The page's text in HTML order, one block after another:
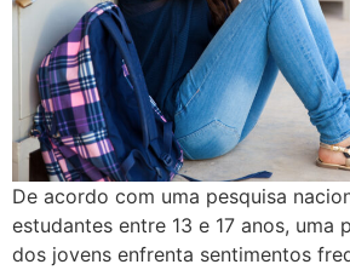
De acordo com uma pesquisa
estudantes entre 13 e 17 anos, uma
dos jovens enfrenta sentimentos